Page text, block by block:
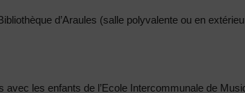
d’Araules (salle polyvalente ou en
avec les enfants de l’Ecole Intercommunale de